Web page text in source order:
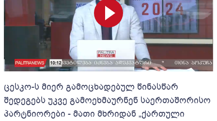
ცესკო-ს მიერ გამოცხადებულ წინასწარ
შედეგებს უკვე გამოეხმაურნენ საერთაშორისო
პარტნიორები - მათი მხრიდან „ქართული